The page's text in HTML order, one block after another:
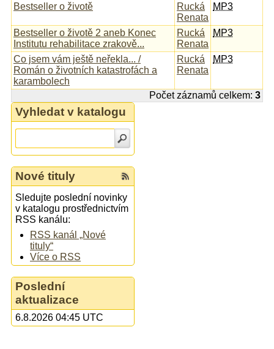
Bestseller o životě
Rucká
Renata
MP3
Bestseller o životě 2 aneb Konec
Institutu rehabilitace zrakově...
Rucká
Renata
MP3
Co jsem vám ještě neřekla... /
Román o životních katastrofách a
karambolech
Rucká
Renata
MP3
Počet záznamů celkem: 3
Vyhledat v katalogu
Nové tituly
Sledujte poslední novinky
v katalogu prostřednictvím
RSS kanálu:
RSS kanál „Nové
tituly“
Více o RSS
Poslední
aktualizace
6.8.2026 04:45 UTC